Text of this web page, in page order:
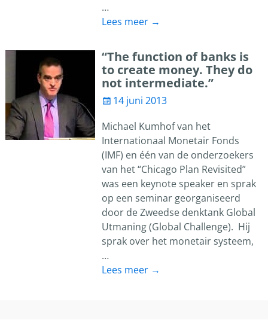
…
Lees meer →
“The function of banks is
to create money. They do
not intermediate.”
14 juni 2013
Michael Kumhof van het
Internationaal Monetair Fonds
(IMF) en één van de onderzoekers
van het “Chicago Plan Revisited”
was een keynote speaker en sprak
op een seminar georganiseerd
door de Zweedse denktank Global
Utmaning (Global Challenge). Hij
sprak over het monetair systeem,
…
Lees meer →